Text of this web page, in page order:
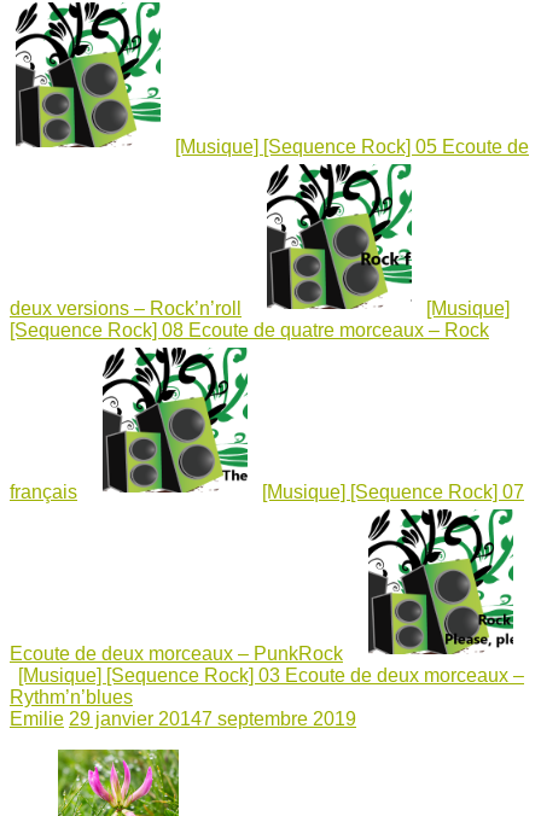
[Musique] [Sequence Rock] 05 Ecoute de
deux versions – Rock’n’roll
[Musique]
[Sequence Rock] 08 Ecoute de quatre morceaux – Rock
français [Musique] [Sequence Rock] 07
Ecoute de deux morceaux – PunkRock
[Musique] [Sequence Rock] 03 Ecoute de deux morceaux –
Rythm’n’blues
Emilie 29 janvier 20147 septembre 2019